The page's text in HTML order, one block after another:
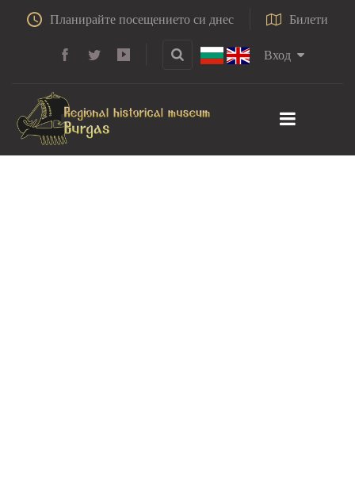
Планирайте посещението си днес Билети
Вход